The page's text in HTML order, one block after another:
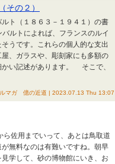
その２）
ト（１８６３－１９４１）の書
トによれば、フランスのルイ
うです。これらの個人的な支出
、ガラスや、彫刻家にも多額の
かい記述があります。 そこで、
ルマガ 億の近道 | 2023.07.13 Thu 13:07
佐用までいって、あとは鳥取道
無料なのは有難いですね。朝早
学して、砂の博物館にいき、お